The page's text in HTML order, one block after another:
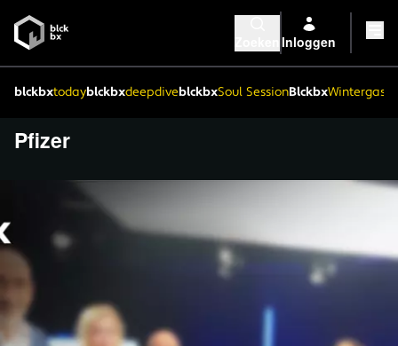
Inloggen
blckbxtodayblckbxdeepdiveblckbxSoul SessionBlckbx
Pfizer